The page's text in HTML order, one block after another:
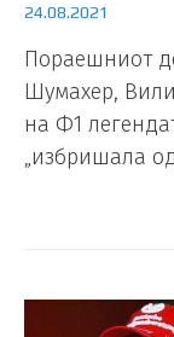
24.08.2021
Пораешниот
Шумахер,
на Ф1
„избришала